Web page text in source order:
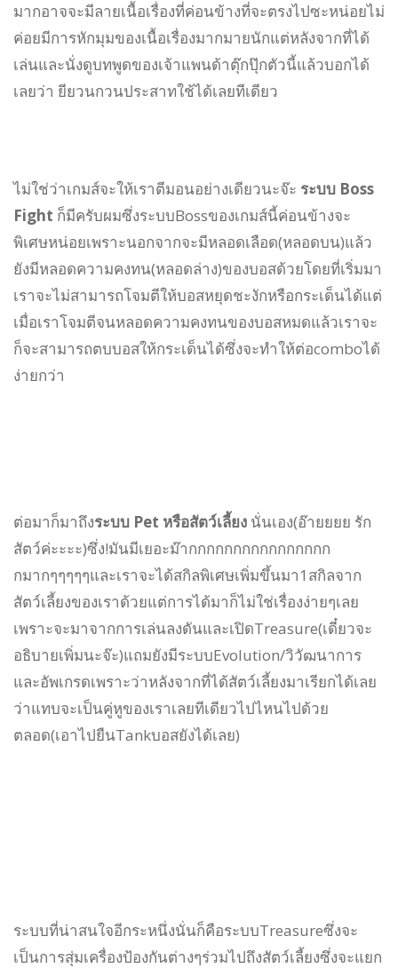
มากอาจจะมีลายเนื้อเรื่องที่ค่อนข้างที่จะตรงไปซะหน่อยไม่
ค่อยมีการหักมุมของเนื้อเรื่องมากมายนักแต่หลังจากที่ได้
เล่นและนั่งดูบทพูดของเจ้าแพนด้าตุ๊กปุ๊กตัวนี้แล้วบอกได้
เลยว่า ยียวนกวนประสาทใช้ได้เลยทีเดียว
ไม่ใช่ว่าเกมส์จะให้เราตีมอนอย่างเดียวนะจ๊ะ ระบบ Boss
Fight ก็มีครับผมซึ่งระบบBossของเกมส์นี้ค่อนข้างจะ
พิเศษหน่อยเพราะนอกจากจะมีหลอดเลือด(หลอดบน)แล้ว
ยังมีหลอดความคงทน(หลอดล่าง)ของบอสด้วยโดยที่เริ่มมา
เราจะไม่สามารถโจมตีให้บอสหยุดชะงักหรือกระเด็นได้แต่
เมื่อเราโจมตีจนหลอดความคงทนของบอสหมดแล้วเราจะ
ก็จะสามารถตบบอสให้กระเด็นได้ซึ่งจะทำให้ต่อcomboได้
ง่ายกว่า
ต่อมาก็มาถึงระบบ Pet หรือสัตว์เลี้ยง นั่นเอง(อ๊ายยยย รัก
สัตว์ค่ะะะะ)ซึ่ง!มันมีเยอะม๊ากกกกกกกกกกกกกกกก
กมากๆๆๆๆๆและเราจะได้สกิลพิเศษเพิ่มขึ้นมา1สกิลจาก
สัตว์เลี้ยงของเราด้วยแต่การได้มาก็ไม่ใช่เรื่องง่ายๆเลย
เพราะจะมาจากการเล่นลงดันและเปิดTreasure(เดี๋ยวจะ
อธิบายเพิ่มนะจ๊ะ)แถมยังมีระบบEvolution/วิวัฒนาการ
และอัพเกรดเพราะว่าหลังจากที่ได้สัตว์เลี้ยงมาเรียกได้เลย
ว่าแทบจะเป็นคู่หูของเราเลยทีเดียวไปไหนไปด้วย
ตลอด(เอาไปยืนTankบอสยังได้เลย)
ระบบที่น่าสนใจอีกระหนึ่งนั่นก็คือระบบTreasureซึ่งจะ
เป็นการสุ่มเครื่องป้องกันต่างๆร่วมไปถึงสัตว์เลี้ยงซึ่งจะแยก